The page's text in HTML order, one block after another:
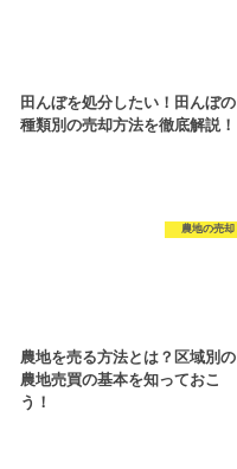
田んぼを処分したい！田んぼの
種類別の売却方法を徹底解説！
農地の売却
農地を売る方法とは？区域別の
農地売買の基本を知っておこ
う！